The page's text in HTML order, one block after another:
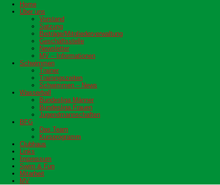
Home
Über uns
Vorstand
Satzung
Beiträge/Mitgliederverwaltung
Geschäftsstelle
Newsletter
MV – Informationen
Schwimmen
Trainer
Trainingszeiten
Schwimmen – News
Wasserball
Bundesliga Männer
Bundesliga Frauen
Jugendmannschaften
BFG
Das Team
Kursprogramm
Clubhaus
Links
Impressum
Swim & Fun
Mitarbeit
MV